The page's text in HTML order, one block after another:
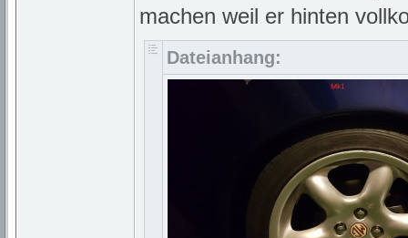
machen weil er hinten
Dateianhang: